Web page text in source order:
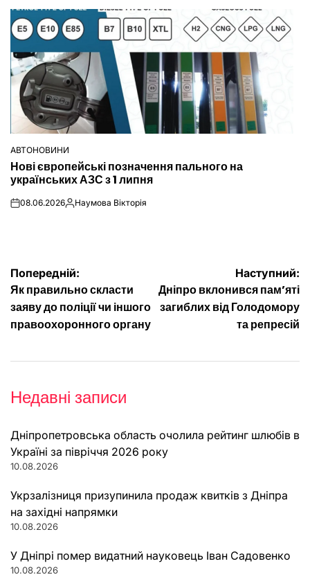
ОПУБЛІКУВАТИ
У
АВТОНОВИНИ
Нові європейські позначення пального на
українських АЗС з 1 липня
on08.06.2026Опубліковано
Наумова Вікторія
Навігація
записів
Попередній:
Як правильно скласти
заяву до поліції чи іншого
правоохоронного органу
Наступний:
Дніпро вклонився пам’яті
загиблих від Голодомору
та репресій
Недавні записи
Дніпропетровська область очолила рейтинг шлюбів в
Україні за півріччя 2026 року
10.08.2026
Укрзалізниця призупинила продаж квитків з Дніпра
на західні напрямки
10.08.2026
У Дніпрі помер видатний науковець Іван Садовенко
10.08.2026